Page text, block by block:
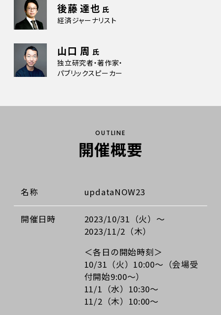
後藤 達也 氏
経済ジャーナリスト
山口 周 氏
独立研究者・著作家・
パブリックスピーカー
OUTLINE
開催概要
名称 updataNOW23
開催日時
2023/10/31（火）～
2023/11/2（木）
＜各日の開始時刻＞
10/31（火）10:00～（会場受
付開始9:00～）
11/1（水）10:30～
11/2（木）10:00～